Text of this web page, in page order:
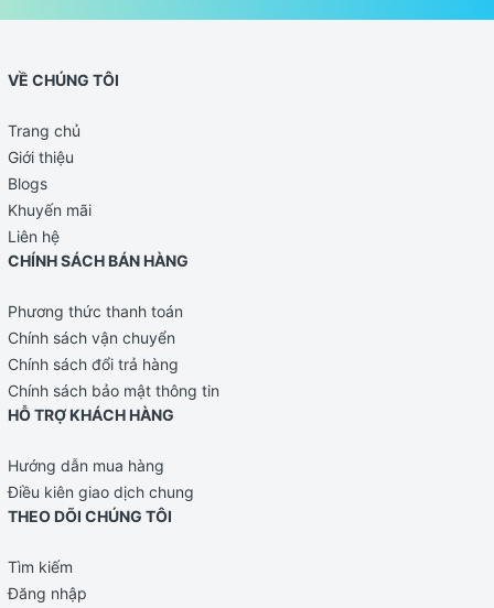
VỀ CHÚNG TÔI
Trang chủ
Giới thiệu
Blogs
Khuyến mãi
Liên hệ
CHÍNH SÁCH BÁN HÀNG
Phương thức thanh toán
Chính sách vận chuyển
Chính sách đổi trả hàng
Chính sách bảo mật thông tin
HỖ TRỢ KHÁCH HÀNG
Hướng dẫn mua hàng
Điều kiên giao dịch chung
THEO DÕI CHÚNG TÔI
Tìm kiếm
Đăng nhập